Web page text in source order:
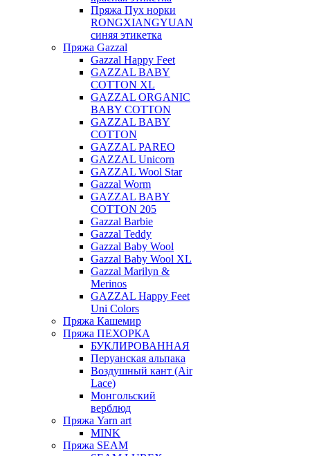
Пряжа Пух норки
RONGXIANGYUAN
синяя этикетка
Пряжа Gazzal
Gazzal Happy Feet
GAZZAL BABY
COTTON XL
GAZZAL ORGANIC
BABY COTTON
GAZZAL BABY
COTTON
GAZZAL PAREO
GAZZAL Unicorn
GAZZAL Wool Star
Gazzal Worm
GAZZAL BABY
COTTON 205
Gazzal Barbie
Gazzal Teddy
Gazzal Baby Wool
Gazzal Baby Wool XL
Gazzal Marilyn &
Merinos
GAZZAL Happy Feet
Uni Colors
Пряжа Кашемир
Пряжа ПЕХОРКА
БУКЛИРОВАННАЯ
Перуанская альпака
Воздушный кант (Air
Lace)
Монгольский
верблюд
Пряжа Yarn art
MINK
Пряжа SEAM